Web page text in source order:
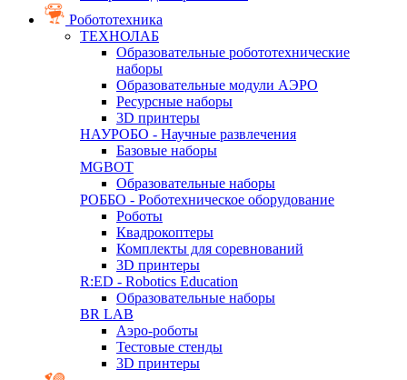
Робототехника
ТЕХНОЛАБ
Образовательные робототехнические
наборы
Образовательные модули АЭРО
Ресурсные наборы
3D принтеры
НАУРОБО - Научные развлечения
Базовые наборы
MGBOT
Образовательные наборы
РОББО - Роботехническое оборудование
Роботы
Квадрокоптеры
Комплекты для соревнований
3D принтеры
R:ED - Robotics Education
Образовательные наборы
BR LAB
Аэро-роботы
Тестовые стенды
3D принтеры